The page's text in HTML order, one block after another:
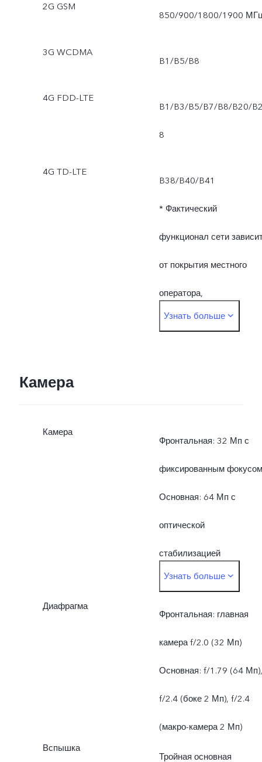
2G GSM
850/900/1800/1900
3G WCDMA
B1/B5/B8
4G FDD-LTE
B1/B3/B5/B7/B8/B20/
8
4G TD-LTE
B38/B40/B41
* Фактический
функционал сети
от покрытия местного
оператора,
поддерживаемой
Узнать больше
Камера
Камера
Фронтальная: 32 Мп с
фиксированным фокусом
Основная: 64 Мп с
оптической
стабилизацией
изображения (OIS) +
2 Mп + макро 2 Мп
Узнать больше
Диафрагма
Фронтальная: главная
камера f/2.0 (32 Мп)
Основная: f/1.79 (64 Мп),
f/2.4 (боке 2 Мп), f/2.4
(макро-камера 2 Мп)
Вспышка
Тройная основная